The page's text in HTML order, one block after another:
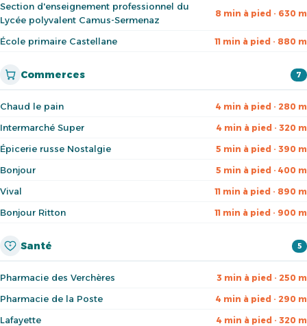
Section d'enseignement professionnel du
Lycée polyvalent Camus-Sermenaz
8 min à pied · 630 m
École primaire Castellane 11 min à pied · 880 m
Commerces 7
Chaud le pain 4 min à pied · 280 m
Intermarché Super 4 min à pied · 320 m
Épicerie russe Nostalgie 5 min à pied · 390 m
Bonjour 5 min à pied · 400 m
Vival 11 min à pied · 890 m
Bonjour Ritton 11 min à pied · 900 m
Santé 5
Pharmacie des Verchères 3 min à pied · 250 m
Pharmacie de la Poste 4 min à pied · 290 m
Lafayette 4 min à pied · 320 m